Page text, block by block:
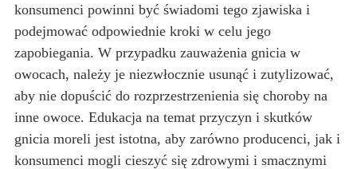
konsumenci powinni być świadomi tego zjawiska i
podejmować odpowiednie kroki w celu jego
zapobiegania. W przypadku zauważenia gnicia w
owocach, należy je niezwłocznie usunąć i zutylizować,
aby nie dopuścić do rozprzestrzenienia się choroby na
inne owoce. Edukacja na temat przyczyn i skutków
gnicia moreli jest istotna, aby zarówno producenci, jak i
konsumenci mogli cieszyć się zdrowymi i smacznymi